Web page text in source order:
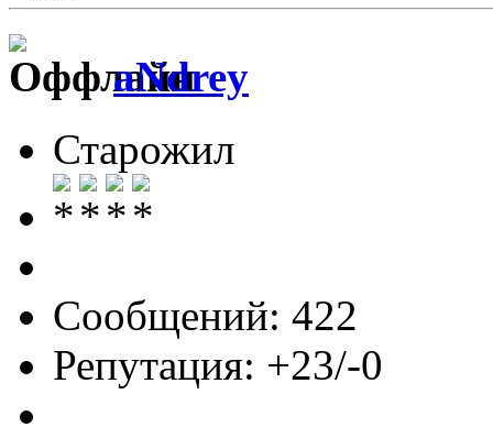
aNdrey
Старожил
Сообщений: 422
Репутация: +23/-0